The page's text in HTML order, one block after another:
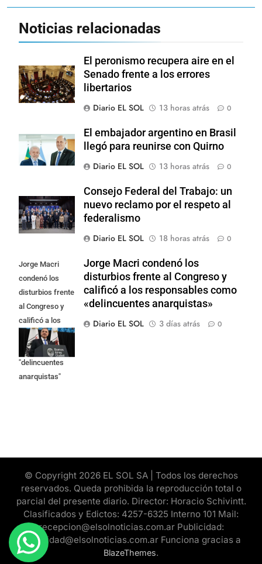
Noticias relacionadas
El peronismo recupera aire en el
Senado frente a los errores
libertarios
Diario EL SOL
13 horas atrás 0
El embajador argentino en Brasil
llegó para reunirse con Quirno
Diario EL SOL
13 horas atrás 0
Consejo Federal del Trabajo: un
nuevo reclamo por el respeto al
federalismo
Diario EL SOL
18 horas atrás 0
Jorge Macri
condenó los
disturbios frente
al Congreso y
calificó a los
responsables
como
"delincuentes
anarquistas"
Jorge Macri condenó los
disturbios frente al Congreso y
calificó a los responsables como
«delincuentes anarquistas»
Diario EL SOL
3 días atrás 0
© Copyright 2026 EL SOL SA | Todos los derechos
reservados. Queda prohibida la reproducción total o
parcial del presente diario. Director: Horacio Schivintt.
Clasificados y Edictos: 4257-6325 Interno 101 Mail:
recepcion@elsolnoticias.com.ar Publicidad:
publicidad@elsolnoticias.com.ar Funciona gracias a
BlazeThemes.